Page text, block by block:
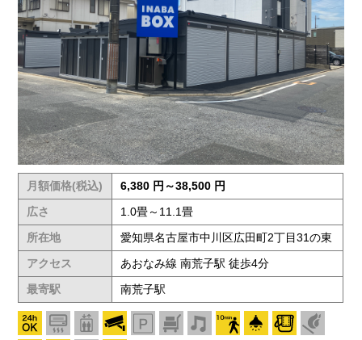
月額価格(税込)
6,380 円～38,500 円
広さ
1.0畳～11.1畳
所在地
愛知県名古屋市中川区広田町2丁目31の東
アクセス
あおなみ線 南荒子駅 徒歩4分
最寄駅
南荒子駅